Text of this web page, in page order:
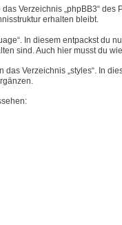
Verzeichnis „phpBB3“
erhalten bleibt.
In diesem entpackst du
sind. Auch hier musst du
Verzeichnis „styles“. In